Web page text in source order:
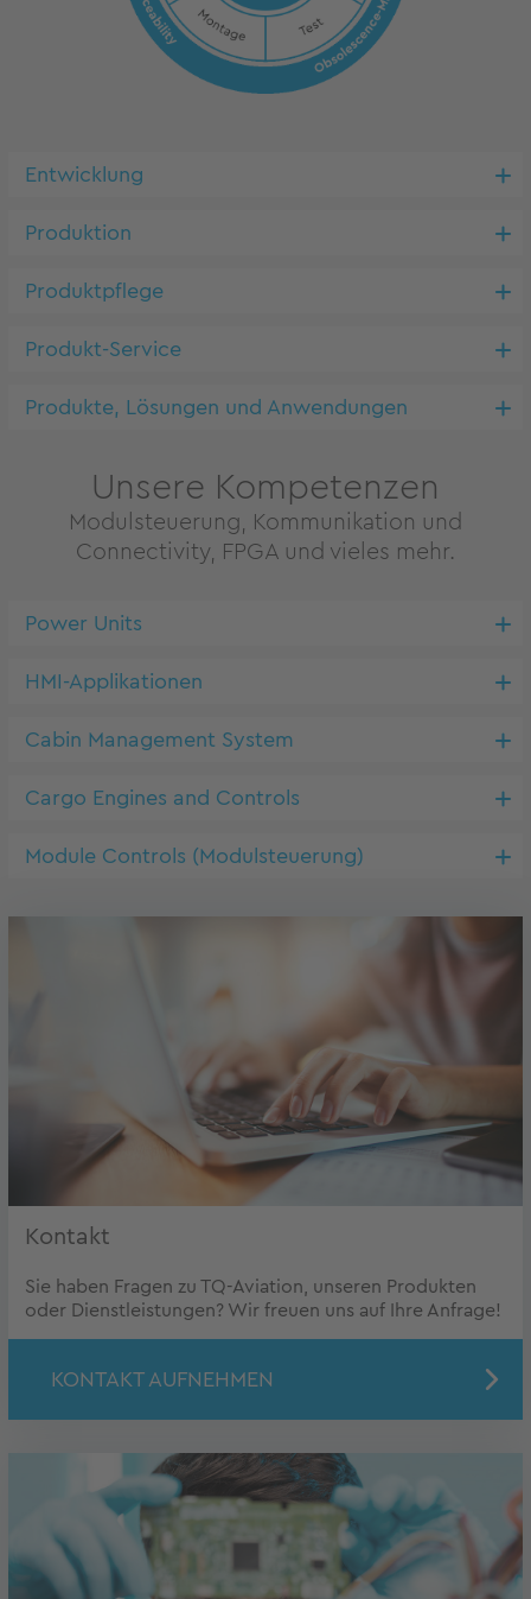
Entwicklung
Produktion
Produktpflege
Produkt-Service
Produkte, Lösungen und Anwendungen
Unsere Kompetenzen
Modulsteuerung, Kommunikation und
Connectivity, FPGA und vieles mehr.
Power Units
HMI-Applikationen
Cabin Management System
Cargo Engines and Controls
Module Controls (Modulsteuerung)
Kontakt
Sie haben Fragen zu TQ-Aviation, unseren Produkten
oder Dienstleistungen? Wir freuen uns auf Ihre Anfrage!
KONTAKT AUFNEHMEN